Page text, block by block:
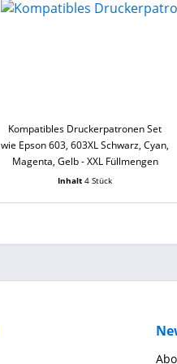
Kompatibles Druckerpatronen Set
wie Epson 603, 603XL Schwarz, Cyan,
Magenta, Gelb - XXL Füllmengen
Inhalt4 Stück